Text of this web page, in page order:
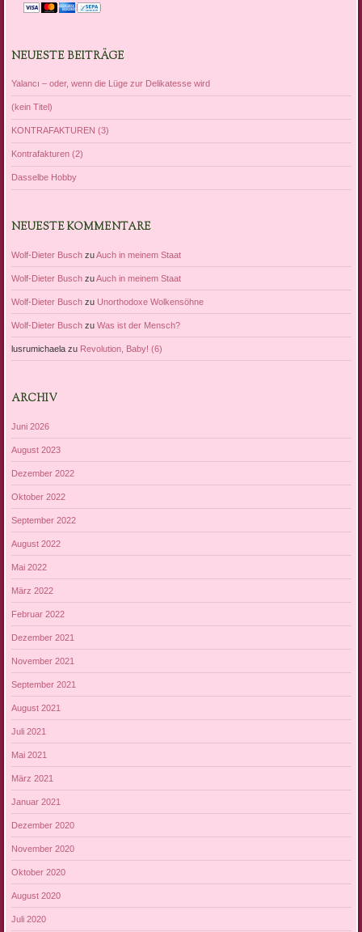
NEUESTE BEITRÄGE
Yalancı – oder, wenn die Lüge zur Delikatesse wird
(kein Titel)
KONTRAFAKTUREN (3)
Kontrafakturen (2)
Dasselbe Hobby
NEUESTE KOMMENTARE
Wolf-Dieter BuschzuAuch in meinem Staat
Wolf-Dieter BuschzuAuch in meinem Staat
Wolf-Dieter Buschzu Unorthodoxe Wolkensöhne
Wolf-Dieter Buschzu Was ist der Mensch?
lusrumichaelazu Revolution, Baby! (6)
ARCHIV
Juni 2026
August 2023
Dezember 2022
Oktober 2022
September 2022
August 2022
Mai 2022
März 2022
Februar 2022
Dezember 2021
November 2021
September 2021
August 2021
Juli 2021
Mai 2021
März 2021
Januar 2021
Dezember 2020
November 2020
Oktober 2020
August 2020
Juli 2020